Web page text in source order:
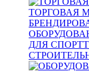
ТОРГОВАЯ
ДЛЯ